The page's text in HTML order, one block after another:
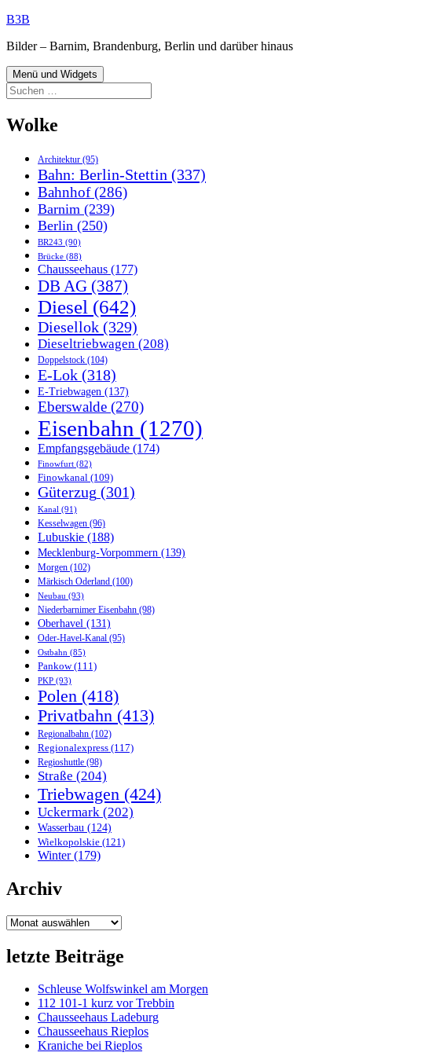
Zum
springen
B3B
Bilder – Barnim, Brandenburg, Berlin und darüber hinaus
Menü und Widgets
Suchen
nach:
Wolke
Architektur (95)
Bahn: Berlin-Stettin (337)
Bahnhof(286)
Barnim (239)
Berlin (250)
BR243 (90)
Brücke (88)
Chausseehaus (177)
DB AG (387)
Diesel (642)
Diesellok (329)
Dieseltriebwagen (208)
Doppelstock (104)
E-Lok (318)
E-Triebwagen (137)
Eberswalde (270)
Eisenbahn (1270)
Empfangsgebäude (174)
Finowfurt (82)
Finowkanal (109)
Güterzug (301)
Kanal (91)
Kesselwagen (96)
Lubuskie (188)
Mecklenburg-Vorpommern (139)
Morgen (102)
Märkisch Oderland (100)
Neubau (93)
Niederbarnimer Eisenbahn (98)
Oberhavel (131)
Oder-Havel-Kanal (95)
Ostbahn (85)
Pankow(111)
PKP (93)
Polen (418)
Privatbahn (413)
Regionalbahn (102)
Regionalexpress (117)
Regioshuttle (98)
Straße (204)
Triebwagen (424)
Uckermark (202)
Wasserbau (124)
Wielkopolskie (121)
Winter(179)
Archiv
Archiv
letzte Beiträge
Schleuse Wolfswinkel am Morgen
112 101-1 kurz vor Trebbin
Chausseehaus Ladeburg
Chausseehaus Rieplos
Kraniche bei Rieplos